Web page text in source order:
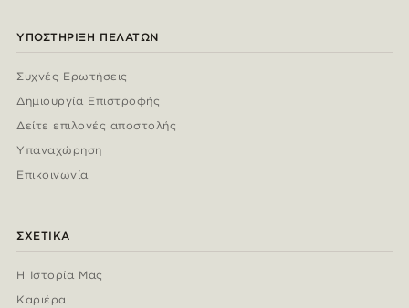
ΥΠΟΣΤΉΡΙΞΗ ΠΕΛΑΤΏΝ
Συχνές Ερωτήσεις
Δημιουργία Επιστροφής
Δείτε επιλογές αποστολής
Υπαναχώρηση
Επικοινωνία
ΣΧΕΤΙΚΆ
Η Ιστορία Μας
Καριέρα